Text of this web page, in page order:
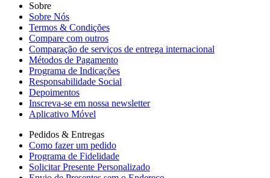
Sobre
Sobre Nós
Termos & Condições
Compare com outros
Comparação de serviços de entrega internacional
Métodos de Pagamento
Programa de Indicações
Responsabilidade Social
Depoimentos
Inscreva-se em nossa newsletter
Aplicativo Móvel
Pedidos & Entregas
Como fazer um pedido
Programa de Fidelidade
Solicitar Presente Personalizado